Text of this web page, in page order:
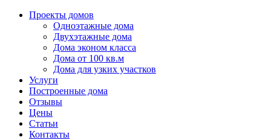
Проекты домов
Одноэтажные дома
Двухэтажные дома
Дома эконом класса
Дома от 100 кв.м
Дома для узких участков
Услуги
Построенные дома
Отзывы
Цены
Статьи
Контакты